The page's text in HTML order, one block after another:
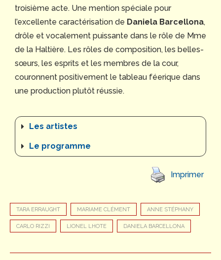
troisième acte. Une mention spéciale pour
l’excellente caractérisation de Daniela Barcellona,
drôle et vocalement puissante dans le rôle de Mme
de la Haltière. Les rôles de composition, les belles-
sœurs, les esprits et les membres de la cour,
couronnent positivement le tableau féerique dans
une production plutôt réussie.
Les artistes
Le programme
Imprimer
TARA ERRAUGHT MARIAME CLÉMENT ANNE STÉPHANY
CARLO RIZZI LIONEL LHOTE DANIELA BARCELLONA